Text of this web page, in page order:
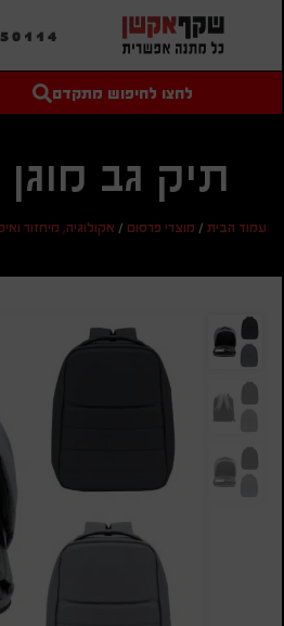
טקסט חופשי
מחיר מיני'
חיפוש
לחצו לחיפוש מתקדם
תיק גב
עמוד הבית/ מוצרי פרסום/ אקולוגיה, מיחזור